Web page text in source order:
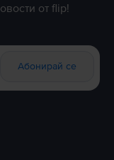
от flip!
Абонирай се